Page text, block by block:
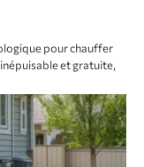
pour chauffer
et gratuite,